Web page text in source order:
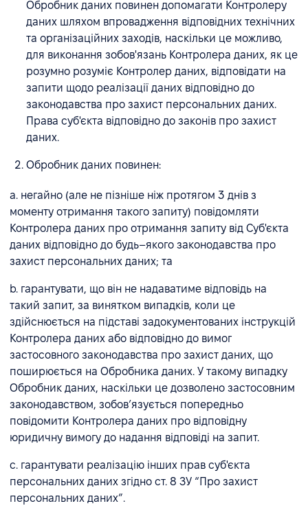
Обробник даних повинен допомагати Контролеру
даних шляхом впровадження відповідних технічних
та організаційних заходів, наскільки це можливо,
для виконання зобов'язань Контролера даних, як це
розумно розуміє Контролер даних, відповідати на
запити щодо реалізації даних відповідно до
законодавства про захист персональних даних.
Права суб'єкта відповідно до законів про захист
даних.
Обробник даних повинен:
a. негайно (але не пізніше ніж протягом 3 днів з
моменту отримання такого запиту) повідомляти
Контролера даних про отримання запиту від Суб'єкта
даних відповідно до будь–якого законодавства про
захист персональних даних; та
b. гарантувати, що він не надаватиме відповідь на
такий запит, за винятком випадків, коли це
здійснюється на підставі задокументованих інструкцій
Контролера даних або відповідно до вимог
застосовного законодавства про захист даних, що
поширюється на Обробника даних. У такому випадку
Обробник даних, наскільки це дозволено застосовним
законодавством, зобов’язується попередньо
повідомити Контролера даних про відповідну
юридичну вимогу до надання відповіді на запит.
с. гарантувати реалізацію інших прав суб'єкта
персональних даних згідно ст. 8 ЗУ “Про захист
персональних даних”.